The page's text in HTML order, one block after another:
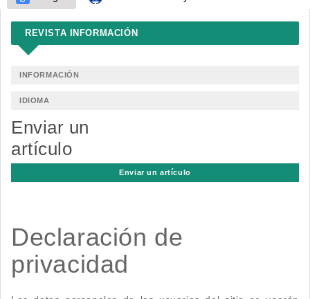
REVISTA INFORMACIÓN
INFORMACIÓN
IDIOMA
Enviar un
artículo
Enviar un artículo
Declaración de
privacidad